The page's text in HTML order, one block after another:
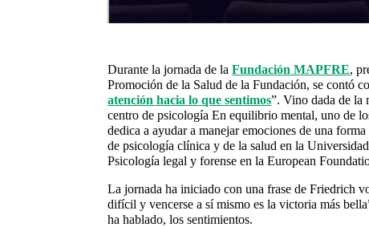
Durante la jornada de laFundación MAPFRE,
Promoción de la Salud de la Fundación, se contó
atención hacia lo que sentimos”. Vino dada de la
centro de psicología En equilibrio mental, uno de
dedica a ayudar a manejar emociones de una
de psicología clínica y de la salud en la
Psicología legal y forense en la European
La jornada ha iniciado con una frase de Friedrich
difícil y vencerse a sí mismo es la victoria más
ha hablado, los sentimientos.